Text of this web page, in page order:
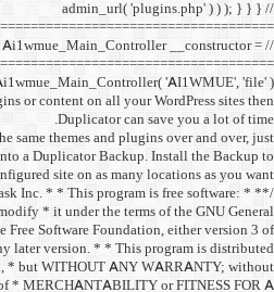
// = All app initialization is
$main_controller
If you install the same
Instead of manually
configure one site and
create a
/** * Copyright (C) 2014-
you can redistribute it
Public License as published
the License, or * (at your
in the hope that it will
even the implied